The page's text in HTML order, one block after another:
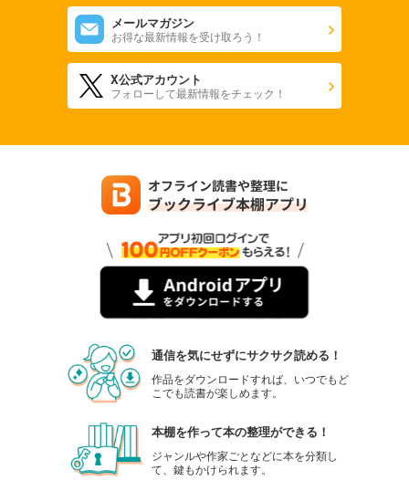
メールマガジン
お得な最新情報を受け取ろう！
X公式アカウント
フォローして最新情報をチェック！
通信を気にせずにサクサク読める！
作品をダウンロードすれば、いつでもど
こでも読書が楽しめます。
本棚を作って本の整理ができる！
ジャンルや作家ごとなどに本を分類し
て、鍵もかけられます。